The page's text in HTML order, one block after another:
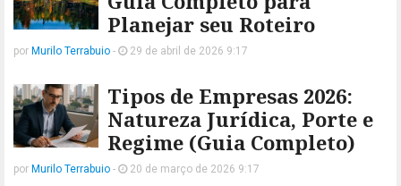
Planejar seu Roteiro
por Murilo Terrabuio - 29 de abril de 2026 9:17
Tipos de Empresas 2026:
Natureza Jurídica, Porte e
Regime (Guia Completo)
por Murilo Terrabuio - 20 de março de 2026 9:17